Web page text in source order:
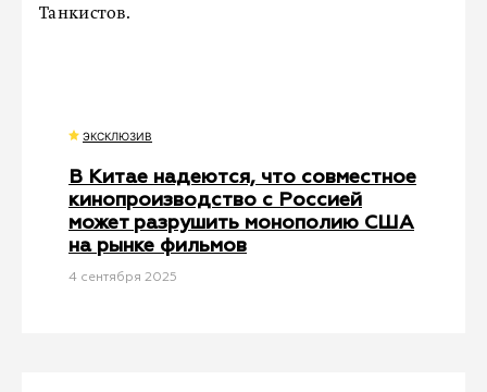
Танкистов.
ЭКСКЛЮЗИВ
В Китае надеются, что совместное
кинопроизводство с Россией
может разрушить монополию США
на рынке фильмов
4 сентября 2025